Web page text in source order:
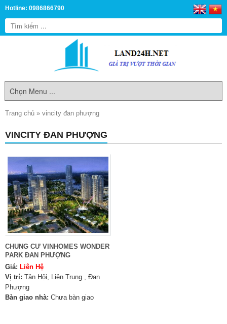
Hotline: 0986866790
Trang chủ » vincity đan phượng
VINCITY ĐAN PHƯỢNG
CHUNG CƯ VINHOMES WONDER
PARK ĐAN PHƯỢNG
Giá: Liên Hệ
Vị trí: Tân Hội, Liên Trung , Đan
Phượng
Bàn giao nhà: Chưa bàn giao